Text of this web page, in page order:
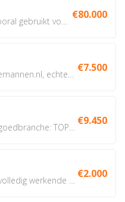
€80.000
€7.500
€9.450
€2.000